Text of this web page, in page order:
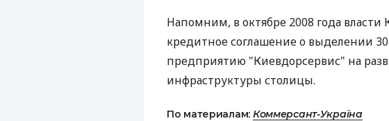
Напомним, в октябре 2008 года
кредитное соглашение о выделении
предприятию "Киевдорсервис" на
инфраструктуры столицы.
По материалам: Коммерсант-Україна